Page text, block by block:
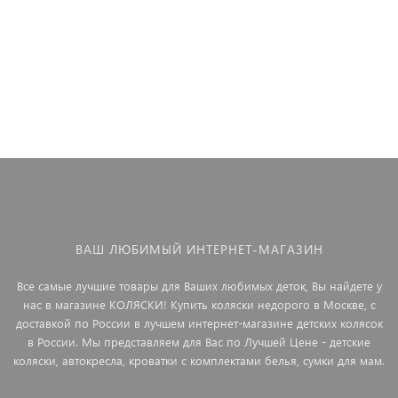
ВАШ ЛЮБИМЫЙ ИНТЕРНЕТ-МАГАЗИН
Все самые лучшие товары для Ваших любимых деток, Вы найдете у
нас в магазине КОЛЯСКИ! Купить коляски недорого в Москве, с
доставкой по России в лучшем интернет-магазине детских колясок
в России. Мы представляем для Вас по Лучшей Цене - детские
коляски, автокресла, кроватки с комплектами белья, сумки для мам.